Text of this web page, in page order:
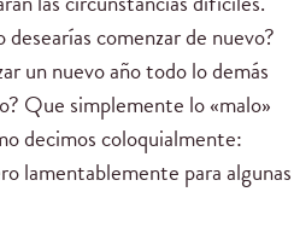
comenzar de nuevo?
un nuevo año todo lo demás
Que simplemente lo «malo»
decimos coloquialmente:
lamentablemente para algunas